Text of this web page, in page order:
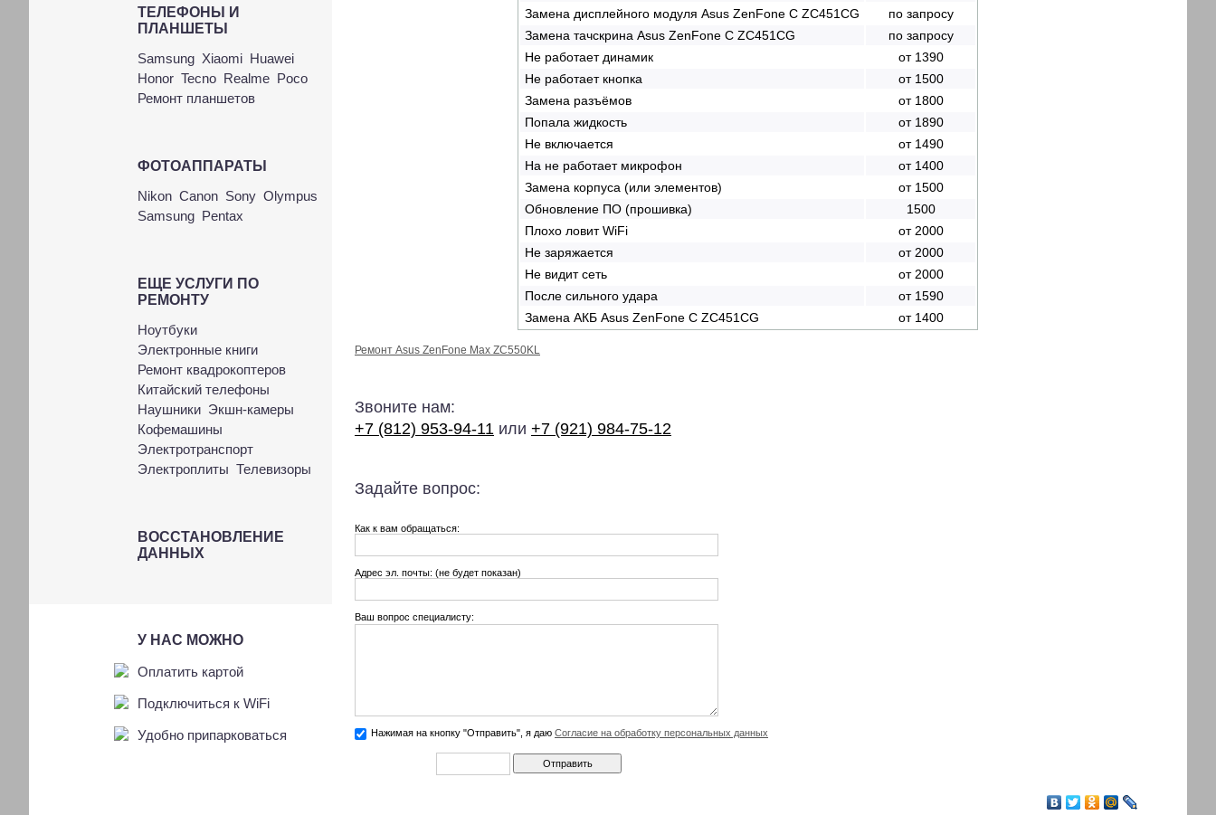
Замена дисплейного модуля Asus ZenFone C ZC451CG
по запросу
Замена тачскрина Asus ZenFone C ZC451CG
по запросу
Не работает динамик
от 1390
Не работает кнопка
от 1500
Замена разъёмов
от 1800
Попала жидкость
от 1890
Не включается
от 1490
На не работает микрофон
от 1400
Замена корпуса (или элементов)
от 1500
Обновление ПО (прошивка)
1500
Плохо ловит WiFi
от 2000
Не заряжается
от 2000
Не видит сеть
от 2000
После сильного удара
от 1590
Замена АКБ Asus ZenFone C ZC451CG
от 1400
Ремонт Asus ZenFone Max ZC550KL
Звоните нам:
+7 (812) 953-94-11 или +7 (921) 984-75-12
Задайте вопрос:
Как к вам обращаться:
Адрес эл. почты: (не будет показан)
Ваш вопрос специалисту:
Нажимая на кнопку "Отправить", я даю Согласие на обработку персональных данных
ТЕЛЕФОНЫ И
ПЛАНШЕТЫ
Samsung Xiaomi Huawei
Honor Tecno Realme Poco
Ремонт планшетов
ФОТОАППАРАТЫ
Nikon Canon Sony Olympus
Samsung Pentax
ЕЩЕ УСЛУГИ ПО
РЕМОНТУ
Ноутбуки
Электронные книги
Ремонт квадрокоптеров
Китайский телефоны
Наушники Экшн-камеры
Кофемашины
Электротранспорт
Электроплиты Телевизоры
ВОССТАНОВЛЕНИЕ
ДАННЫХ
У НАС МОЖНО
Оплатить картой
Подключиться к WiFi
Удобно припарковаться